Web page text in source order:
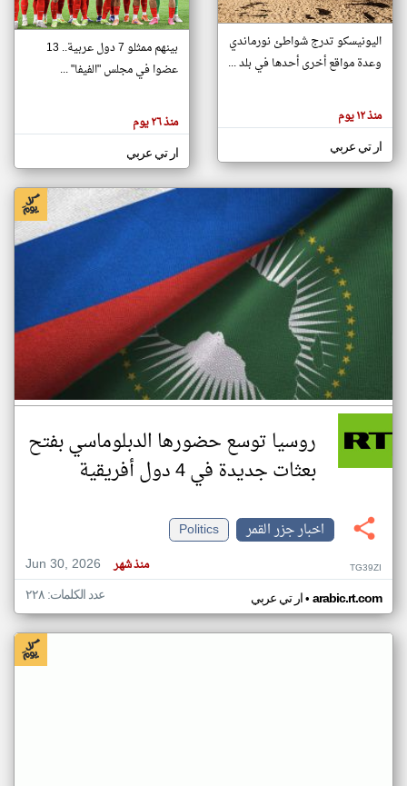
تغيير الدولة
اخبار جزر القمر على مدار الساعة
أهم اخبار جزر القمر العاجلة والمباشرة
هنا عن
وجهة
كاتبيها.
اليونيسكو تدرج شواطئ نورماندي
وعدة مواقع أخرى أحدها في بلد ...
منذ ١٢ يوم
ار تي عربي
بينهم ممثلو 7 دول عربية.. 13
عضوا في مجلس "الفيفا" ...
منذ ٢٦ يوم
ار تي عربي
روسيا توسع حضورها الدبلوماسي بفتح
بعثات جديدة في 4 دول أفريقية
اخبار جزر القمر
Politics
Jun 30, 2026
منذ شهر TG39ZI
ار تي عربي• arabic.rt.com عدد الكلمات: ٢٢٨
klyoum.com